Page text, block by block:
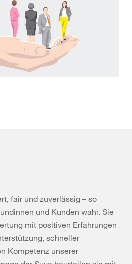
fair und zuverlässig – so
und Kunden wahr. Sie
mit positiven Erfahrungen
schneller
Kompetenz unserer